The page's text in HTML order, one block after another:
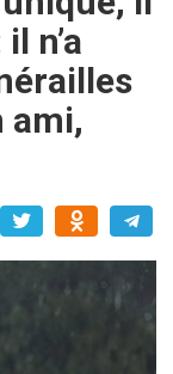
n’a
ami,